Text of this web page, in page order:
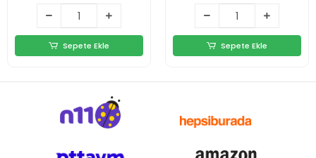
Sepete Ekle Sepete Ekle